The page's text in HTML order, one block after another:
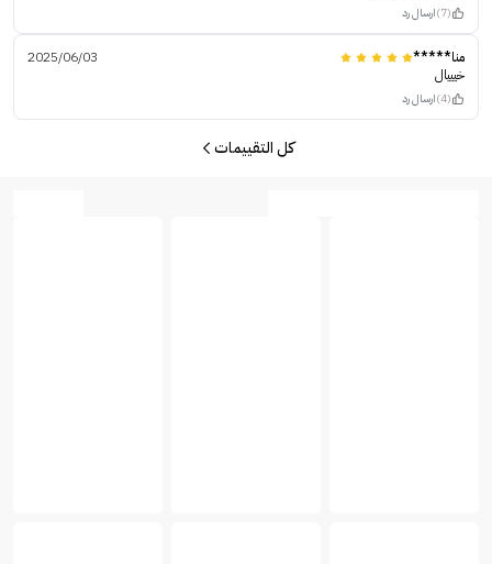
(7) ارسال رد
منا*****
2025/06/03
خيييال
(4) ارسال رد
كل التقييمات